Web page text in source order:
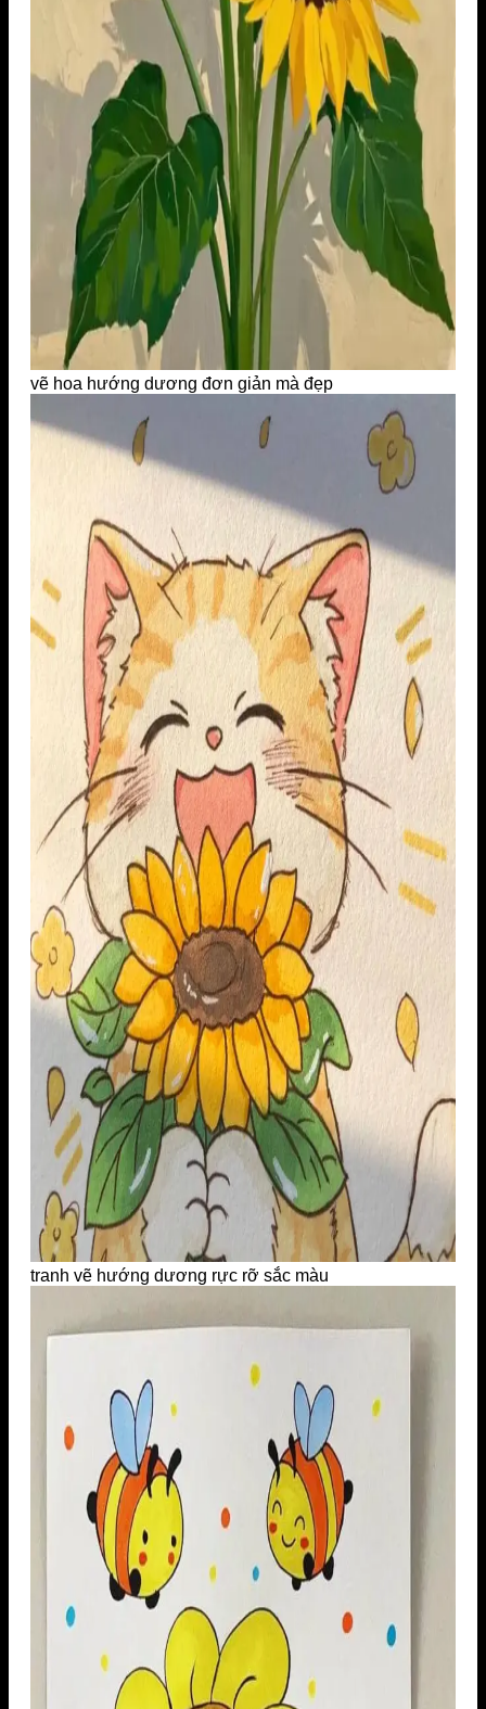
vẽ hoa hướng dương đơn giản mà đẹp
tranh vẽ hướng dương rực rỡ sắc màu